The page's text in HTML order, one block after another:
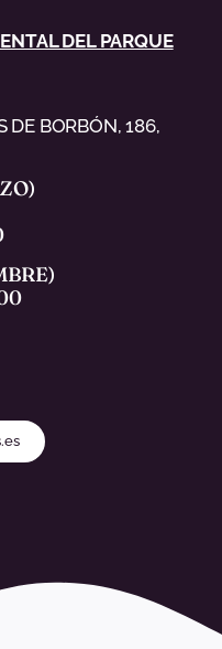
DEL PARQUE
DE BORBÓN, 186,